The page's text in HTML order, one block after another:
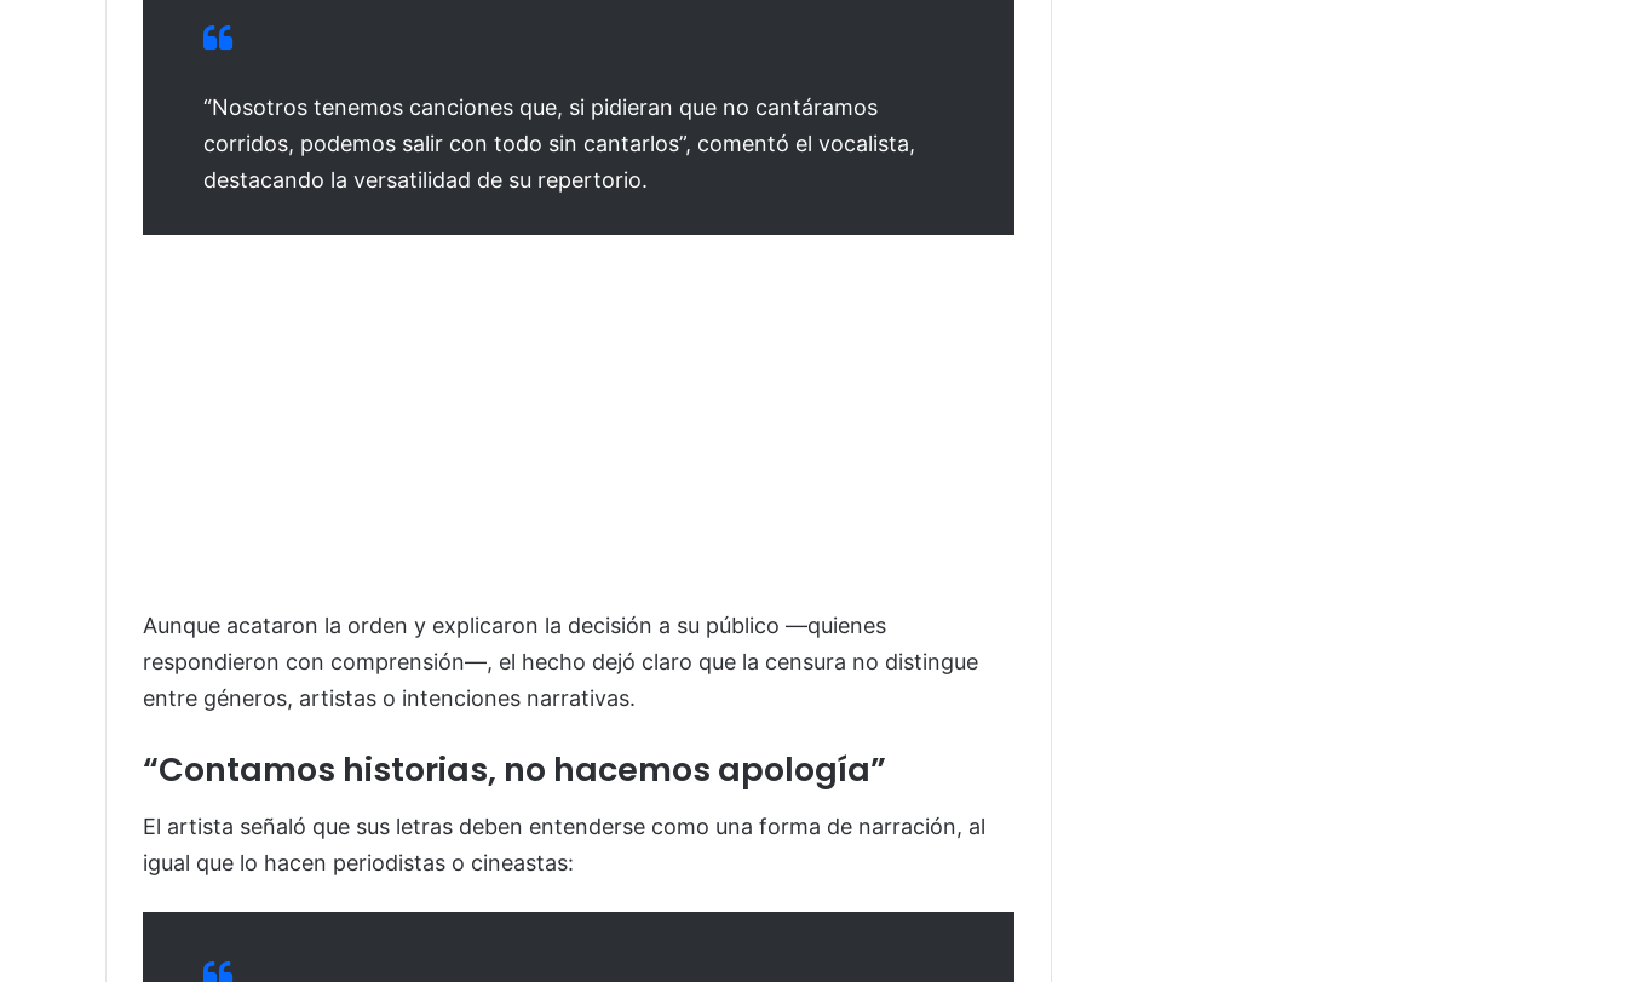
“Nosotros tenemos canciones que, si pidieran que no cantáramos
corridos, podemos salir con todo sin cantarlos”, comentó el vocalista,
destacando la versatilidad de su repertorio.
Aunque acataron la orden y explicaron la decisión a su público —quienes
respondieron con comprensión—, el hecho dejó claro que la censura no distingue
entre géneros, artistas o intenciones narrativas.
“Contamos historias, no hacemos apología”
El artista señaló que sus letras deben entenderse como una forma de narración, al
igual que lo hacen periodistas o cineastas: